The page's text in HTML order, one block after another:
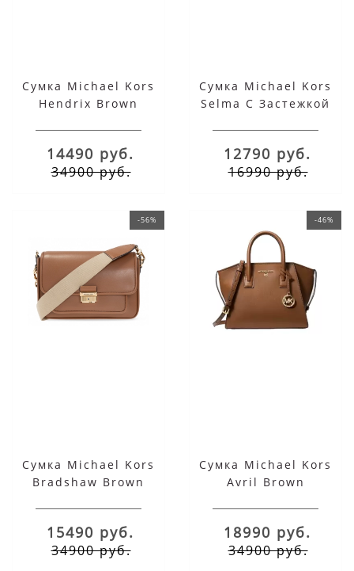
Сумка Michael Kors
Hendrix Brown
14490 руб.
34900 руб.
Сумка Michael Kors
Selma С Застежкой
12790 руб.
16990 руб.
-56%
Сумка Michael Kors
Bradshaw Brown
15490 руб.
34900 руб.
-46%
Сумка Michael Kors
Avril Brown
18990 руб.
34900 руб.